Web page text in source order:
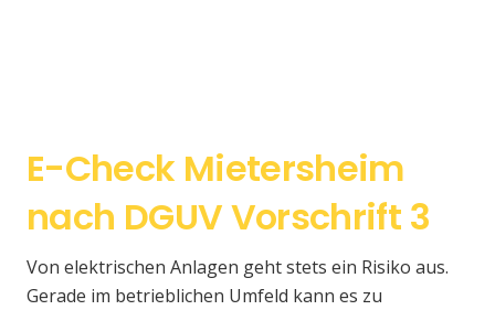
E-Check Mietersheim
nach DGUV Vorschrift 3
Von elektrischen Anlagen geht stets ein Risiko aus.
Gerade im betrieblichen Umfeld kann es zu